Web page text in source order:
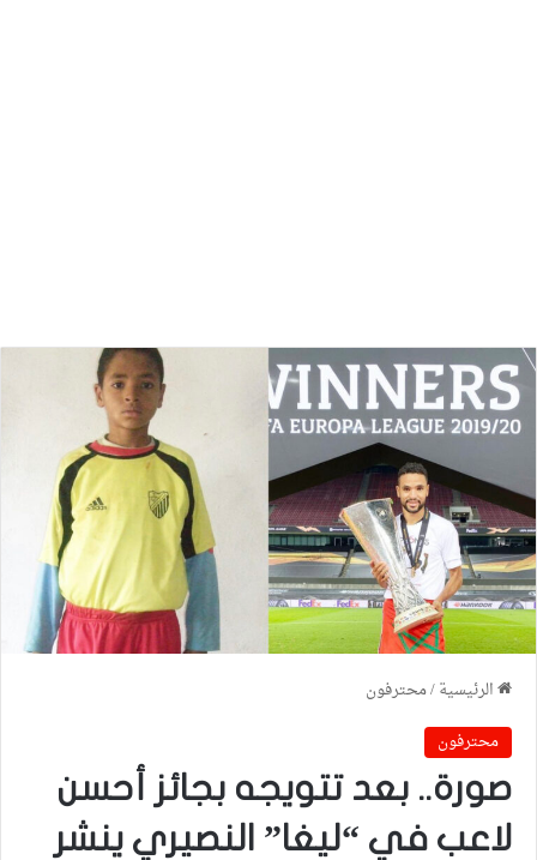
الرئيسية/محترفون
محترفون
صورة.. بعد تتويجه بجائز أحسن
لاعب في “ليغا” النصيري ينشر